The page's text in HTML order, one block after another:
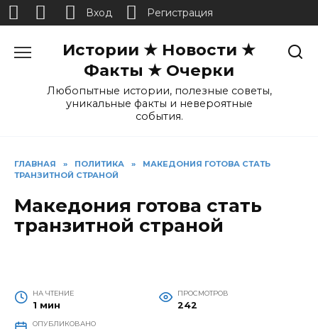
Истории ★ Новости ★
Факты ★ Очерки
Любопытные истории, полезные советы,
уникальные факты и невероятные
события.
ГЛАВНАЯ » ПОЛИТИКА »
МАКЕДОНИЯ ГОТОВА СТАТЬ
ТРАНЗИТНОЙ СТРАНОЙ
Македония готова стать
транзитной страной
НА ЧТЕНИЕ
1 мин
ПРОСМОТРОВ
242
ОПУБЛИКОВАНО
Вход Регистрация